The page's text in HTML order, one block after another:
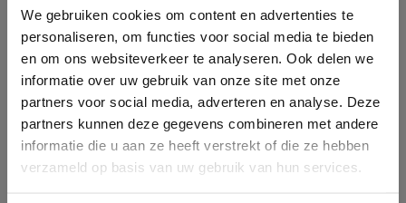
We gebruiken cookies om content en advertenties te
personaliseren, om functies voor social media te bieden
en om ons websiteverkeer te analyseren. Ook delen we
informatie over uw gebruik van onze site met onze
partners voor social media, adverteren en analyse. Deze
partners kunnen deze gegevens combineren met andere
informatie die u aan ze heeft verstrekt of die ze hebben
verzameld op basis van uw gebruik van hun services.
administrator.
Deze website gebruikt cookies om de
gebruikerservaring te verbeteren. Door
gebruik te maken van onze website geeft u
toestemming voor alle cookies in
overeenstemming met ons cookiebeleid.Lees
verder
ALLES ACCEPTEREN